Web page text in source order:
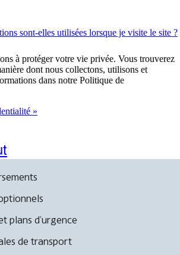
sont-elles utilisées lorsque je visite le site ?
à protéger votre vie privée. Vous trouverez
dont nous collectons, utilisons et
dans notre Politique de
plans d'urgence
de transport